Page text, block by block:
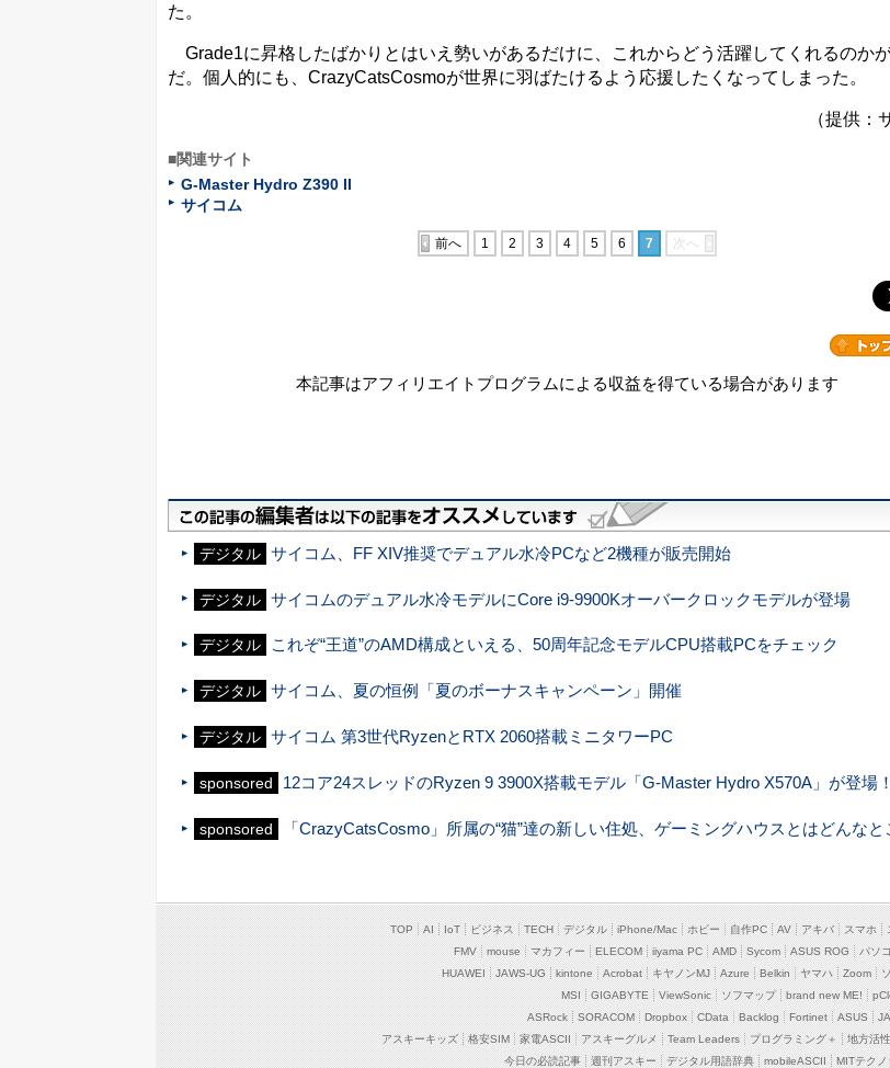
た。
Grade1に昇格したばかりとはいえ勢いがあるだけに、これからどう活躍してくれるのか
だ。個人的にも、CrazyCatsCosmoが世界に羽ばたけるよう応援したくなってしまった。
（提供：
■関連サイト
G-Master Hydro Z390 II
サイコム
前へ 1 2 3 4 5 6 7 次へ
本記事はアフィリエイトプログラムによる収益を得ている場合があります
デジタル サイコム、FF XIV推奨でデュアル水冷PCなど2機種が販売開始
デジタル サイコムのデュアル水冷モデルにCore i9-9900Kオーバークロックモデルが登場
デジタル これぞ“王道”のAMD構成といえる、50周年記念モデルCPU搭載PCをチェック
デジタル サイコム、夏の恒例「夏のボーナスキャンペーン」開催
デジタル サイコム 第3世代RyzenとRTX 2060搭載ミニタワーPC
sponsored 12コア24スレッドのRyzen 9 3900X搭載モデル「G-Master Hydro X570A」が登場！
sponsored 「CrazyCatsCosmo」所属の“猫”達の新しい住処、ゲーミングハウスとはどんなと
TOP AI IoT ビジネス TECH デジタル iPhone/Mac ホビー 自作PC AV アキバ スマホ
FMV
mouse マカフィー ELECOM iiyama PC AMD Sycom ASUS ROG パソ
HUAWEI
JAWS-UG kintone Acrobat キヤノンMJ Azure Belkin ヤマハ Zoom
MSI
GIGABYTE ViewSonic ソフマップ brand new ME!
ASRock
SORACOM Dropbox CData Backlog Fortinet ASUS
アスキーキッズ
格安SIM 家電ASCII アスキーグルメ Team Leaders プログラミング＋ 地方活性
今日の必読記事
週刊アスキー デジタル用語辞典 mobileASCII MITテク